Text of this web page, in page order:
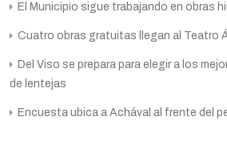
El Municipio sigue trabajando en obras
Cuatro obras gratuitas llegan al Teatro
Del Viso se prepara para elegir a los
de lentejas
Encuesta ubica a Achával al frente del